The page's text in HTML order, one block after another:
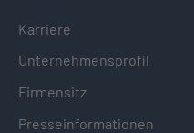
Karriere
Unternehmensprofil
Firmensitz
Presseinformationen